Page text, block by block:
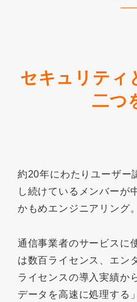
セキュリティ
二つ
約20年にわたりユーザー
し続けているメンバーが
かもめエンジニアリング。
通信事業者のサービスに
は数百ライセンス、エン
ライセンスの導入実績か
データを高速に処理する